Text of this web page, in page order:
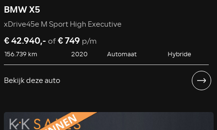
BMW X5
xDrive45e M Sport High Executive
€ 42.940,- of€ 749 p/m
156.739 km 2020 Automaat Hybride
Bekijk deze auto